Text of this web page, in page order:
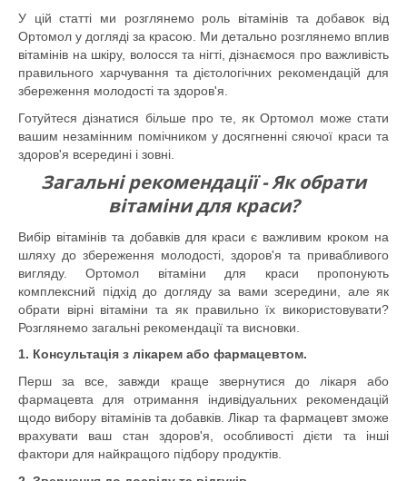
У цій статті ми розглянемо роль вітамінів та добавок від
Ортомол у догляді за красою. Ми детально розглянемо вплив
вітамінів на шкіру, волосся та нігті, дізнаємося про важливість
правильного харчування та дієтологічних рекомендацій для
збереження молодості та здоров'я.
Готуйтеся дізнатися більше про те, як Ортомол може стати
вашим незамінним помічником у досягненні сяючої краси та
здоров'я всередині і зовні.
Загальні рекомендації - Як обрати
вітаміни для краси?
Вибір вітамінів та добавків для краси є важливим кроком на
шляху до збереження молодості, здоров'я та привабливого
вигляду. Ортомол вітаміни для краси пропонують
комплексний підхід до догляду за вами зсередини, але як
обрати вірні вітаміни та як правильно їх використовувати?
Розглянемо загальні рекомендації та висновки.
1. Консультація з лікарем або фармацевтом.
Перш за все, завжди краще звернутися до лікаря або
фармацевта для отримання індивідуальних рекомендацій
щодо вибору вітамінів та добавків. Лікар та фармацевт зможе
врахувати ваш стан здоров'я, особливості дієти та інші
фактори для найкращого підбору продуктів.